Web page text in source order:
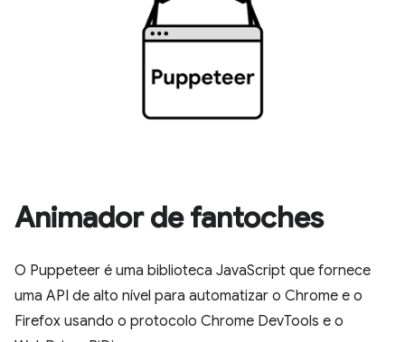
Animador de fantoches
O Puppeteer é uma biblioteca JavaScript que fornece
uma API de alto nível para automatizar o Chrome e o
Firefox usando o protocolo Chrome DevTools e o